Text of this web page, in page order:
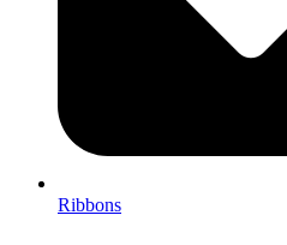
Ribbons